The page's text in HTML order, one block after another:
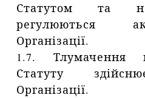
Статутом та
регулюються
Організації.
1.7. Тлумачення
Статуту
Організації.